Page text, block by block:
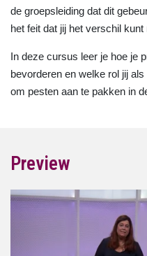
de groepsleiding dat dit
het feit dat jij het verschil kunt
In deze cursus leer je hoe je
bevorderen en welke rol jij
om pesten aan te pakken in
Preview